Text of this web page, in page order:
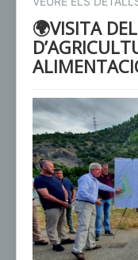
🌍VISITA